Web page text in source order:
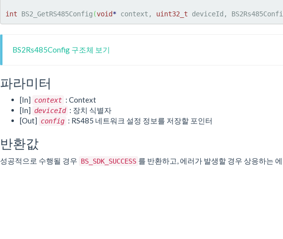
int BS2_GetRS485Config (void* context, uint32_t deviceId,
BS2Rs485Config 구조체 보기
파라미터
[In] context : Context
[In] deviceId : 장치 식별자
[Out] config : RS485 네트워크 설정 정보를 저장할 포인터
반환값
성공적으로 수행될 경우 BS_SDK_SUCCESS 를 반환하고, 에러가 발생할 경우 상응하는